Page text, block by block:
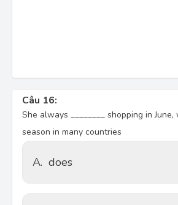
Câu 16:
She always ________ shopping in
season in many countries
A. does